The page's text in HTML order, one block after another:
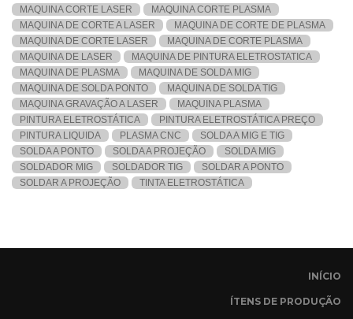
MAQUINA CORTE LASER
MAQUINA CORTE PLASMA
MAQUINA DE CORTE A LASER
MAQUINA DE CORTE DE PLASMA
MAQUINA DE CORTE LASER
MAQUINA DE CORTE PLASMA
MAQUINA DE LASER
MAQUINA DE PINTURA ELETROSTATICA
MAQUINA DE PLASMA
MAQUINA DE SOLDA MIG
MAQUINA DE SOLDA PONTO
MAQUINA DE SOLDA TIG
MAQUINA GRAVAÇÃO A LASER
MAQUINA PLASMA
PINTURA ELETROSTÁTICA
PINTURA ELETROSTÁTICA PREÇO
PINTURA LIQUIDA
PLASMA CNC
SOLDA A MIG E TIG
SOLDA A PONTO
SOLDA A PROJEÇÃO
SOLDA MIG
SOLDADOR MIG
SOLDADOR TIG
SOLDAR A PONTO
SOLDAR A PROJEÇÃO
TINTA ELETROSTÁTICA
INÍCIO
ÍTENS DE PRODUÇÃO